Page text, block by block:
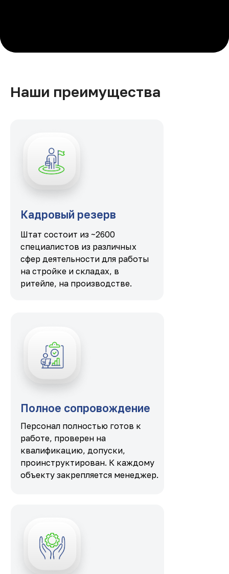
Наши преимущества
Штат состоит из ~2600
специалистов из различных
сфер деятельности для работы
на стройке и складах, в
ритейле, на производстве.
Кадровый резерв
Персонал полностью готов к
работе, проверен на
квалификацию, допуски,
проинструктирован. К каждому
объекту закрепляется менеджер.
Полное сопровождение